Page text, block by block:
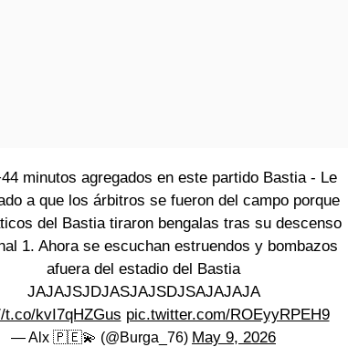
minutos agregados en este partido Bastia - Le
a que los árbitros se fueron del campo porque
del Bastia tiraron bengalas tras su descenso
1. Ahora se escuchan estruendos y bombazos
afuera del estadio del Bastia
JAJAJSJDJASJAJSDJSAJAJAJA
t.co/kvI7qHZGus pic.twitter.com/ROEyyRPEH9
— Alx 🇵🇪💫 (@Burga_76) May 9, 2026